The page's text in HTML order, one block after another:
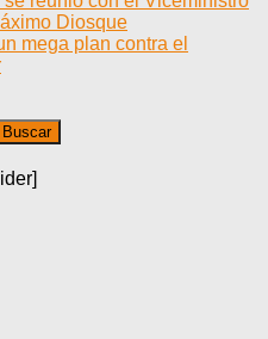
Diosque
mega plan contra el